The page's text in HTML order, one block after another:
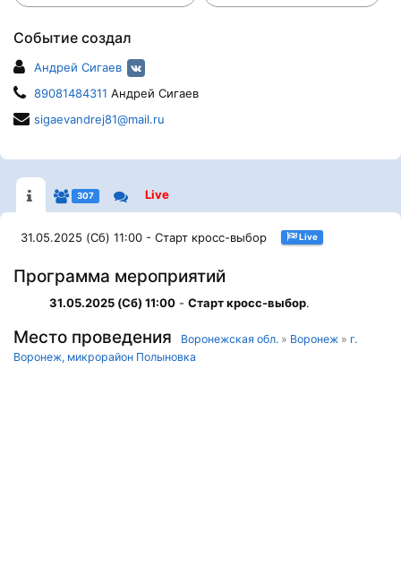
Событие создал
Андрей Сигаев
89081484311 Андрей Сигаев
sigaevandrej81@mail.ru
307 Live
31.05.2025 (Сб) 11:00 - Старт кросс-выбор Live
Программа мероприятий
31.05.2025 (Сб) 11:00 - Старт кросс-выбор.
Место проведения Воронежская обл. » Воронеж » г.
Воронеж, микрорайон Полыновка